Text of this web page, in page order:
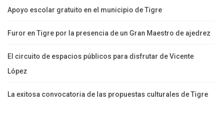
Apoyo escolar gratuito en el municipio de Tigre
Furor en Tigre por la presencia de un Gran Maestro de ajedrez
El circuito de espacios públicos para disfrutar de Vicente
López
La exitosa convocatoria de las propuestas culturales de Tigre